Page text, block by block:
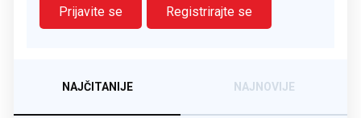
Prijavite se
Registrirajte se
NAJČITANIJE NAJNOVIJE